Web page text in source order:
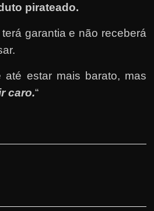
pirateado.
garantia e não receberá
até estar mais barato, mas
caro.“